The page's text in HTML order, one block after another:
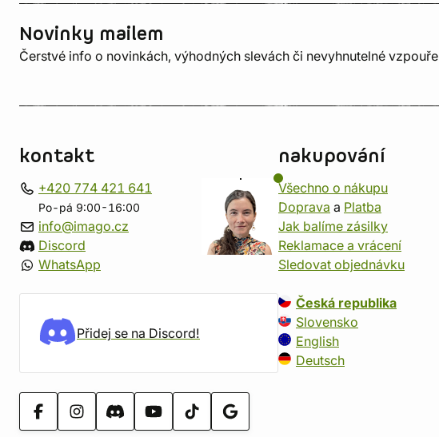
Novinky mailem
Čerstvé info o novinkách, výhodných slevách či nevyhnutelné vzpouře
kontakt
+420 774 421 641
Po-pá 9:00-16:00
info@imago.cz
Discord
WhatsApp
Přidej se na Discord!
nakupování
Všechno o nákupu
Doprava a Platba
Jak balíme zásilky
Reklamace a vrácení
Sledovat objednávku
Česká republika
Slovensko
English
Deutsch